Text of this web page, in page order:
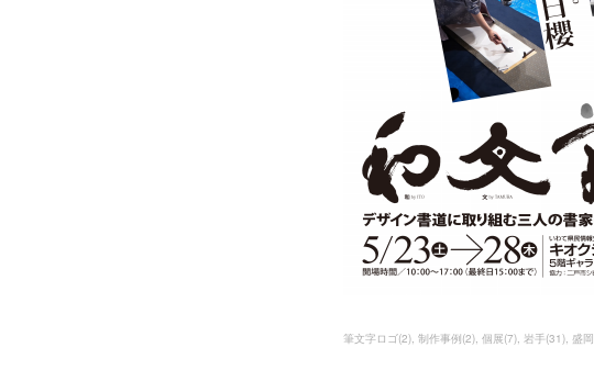
筆文字ロゴ(2) 制作事例(2) 個展(7) 岩手(31) 盛岡